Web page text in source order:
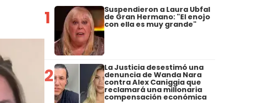
1 Suspendieron a Laura Ubfal
de Gran Hermano: "El enojo
con ella es muy grande"
2 La Justicia desestimó una
denuncia de Wanda Nara
contra Alex Caniggia que
reclamará una millonaria
compensación económica